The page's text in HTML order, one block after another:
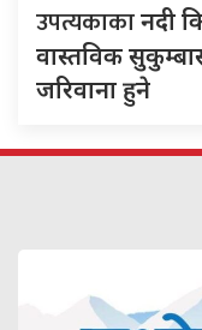
उपत्यकाकानदी
वास्तविक
जरिवाना हुने